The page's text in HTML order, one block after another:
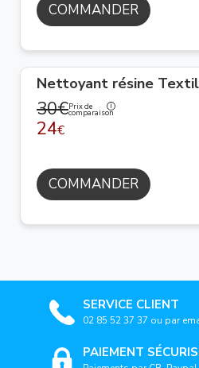
COMMANDER
Nettoyant résine
30€Prix de
comparaison
24€
COMMANDER
SERVICE CLIENT
02 85 52 37 37 ou par
PAIEMENT